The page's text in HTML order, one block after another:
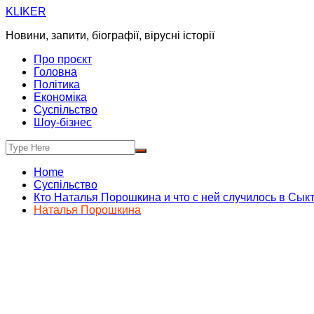
Skip
content
KLIKER
Новини, запити, біографії, вірусні історії
Про проєкт
Головна
Політика
Економіка
Суспільство
Шоу-бізнес
Home
Суспільство
Кто Наталья Порошкина и что с ней случилось в
Наталья Порошкина